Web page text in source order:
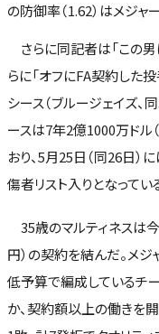
の防御率（1.62）はメジャ
さらに同記者は「この男
らに「オフにFA契約した
シース（ブルージェイズ、
ースは7年2億1000万ドル
おり、5月25日（同26日）
傷者リスト入りとなってい
35歳のマルティネスは
円）の契約を結んだ。メ
低予算で編成しているチ
か、契約額以上の働きを